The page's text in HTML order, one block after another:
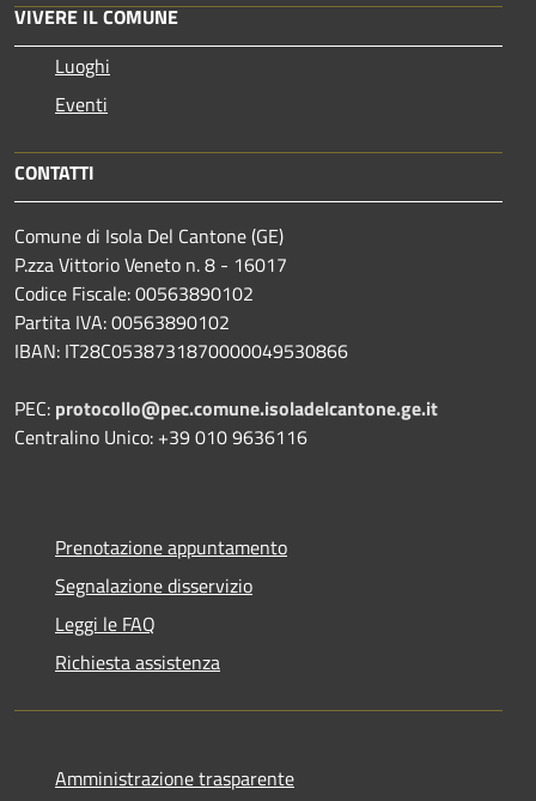
VIVERE IL COMUNE
Luoghi
Eventi
CONTATTI
Comune di Isola Del Cantone (GE)
P.zza Vittorio Veneto n. 8 - 16017
Codice Fiscale: 00563890102
Partita IVA: 00563890102
IBAN: IT28C0538731870000049530866
PEC: protocollo@pec.comune.isoladelcantone.ge.it
Centralino Unico: +39 010 9636116
Prenotazione appuntamento
Segnalazione disservizio
Leggi le FAQ
Richiesta assistenza
Amministrazione trasparente